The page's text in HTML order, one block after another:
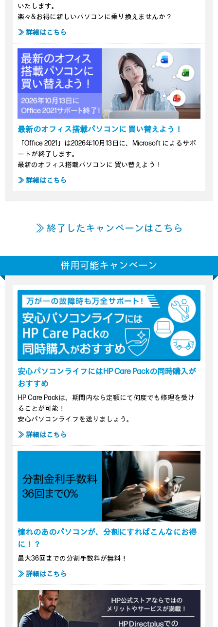
いたします。
楽々&お得に新しいパソコンに乗り換えませんか？
≫ 詳細はこちら
最新のオフィス搭載パソコンに 買い替えよう！
「Office 2021」は2026年10月13日に、Microsoft によるサポ
ートが終了します。
最新のオフィス搭載パソコンに 買い替えよう！
≫ 詳細はこちら
≫ 終了したキャンペーンはこちら
併用可能キャンペーン
安心パソコンライフにはHP Care Packの同時購入が
おすすめ
HP Care Packは、期間内なら定額にて何度でも修理を受け
ることが可能！
安心パソコンライフを送りましょう。
≫ 詳細はこちら
憧れのあのパソコンが、分割にすればこんなにお得
に！？
最大36回までの分割手数料が無料！
≫ 詳細はこちら